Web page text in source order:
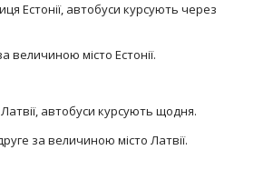
Естонії, автобуси курсують через
величиною місто Естонії.
автобуси курсують щодня.
за величиною місто Латвії.